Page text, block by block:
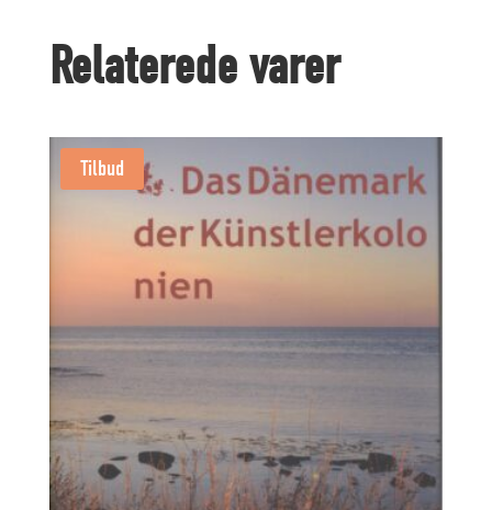
kyst
Relaterede varer
Tilbud